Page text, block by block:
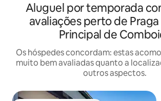
Aluguel por temporada
avaliações perto de
Principal de
Os hóspedes concordam: estas
muito bem avaliadas quanto a
outros aspectos.